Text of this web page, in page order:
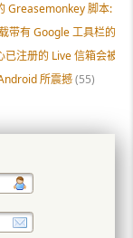
Greasemonkey 脚本:
带有 Google 工具栏的
已注册的 Live 信箱会被收
所震撼(55)